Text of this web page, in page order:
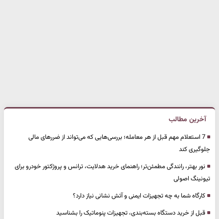
آخرین مطالب
7 استعلام مهم قبل از هر معامله؛ بررسی‌هایی که می‌تواند از ضررهای مالی
جلوگیری کند
نور بهتر، رانندگی مطمئن‌تر؛ راهنمای خرید هدلایت، ترانس و پروژکتور خودرو برای
تیونینگ اصولی
کارگاه شما به چه تجهیزات ایمنی و آتش نشانی نیاز دارد؟
قبل از خرید دستگاه بسته‌بندی، تجهیزات پنوماتیک را بشناسید